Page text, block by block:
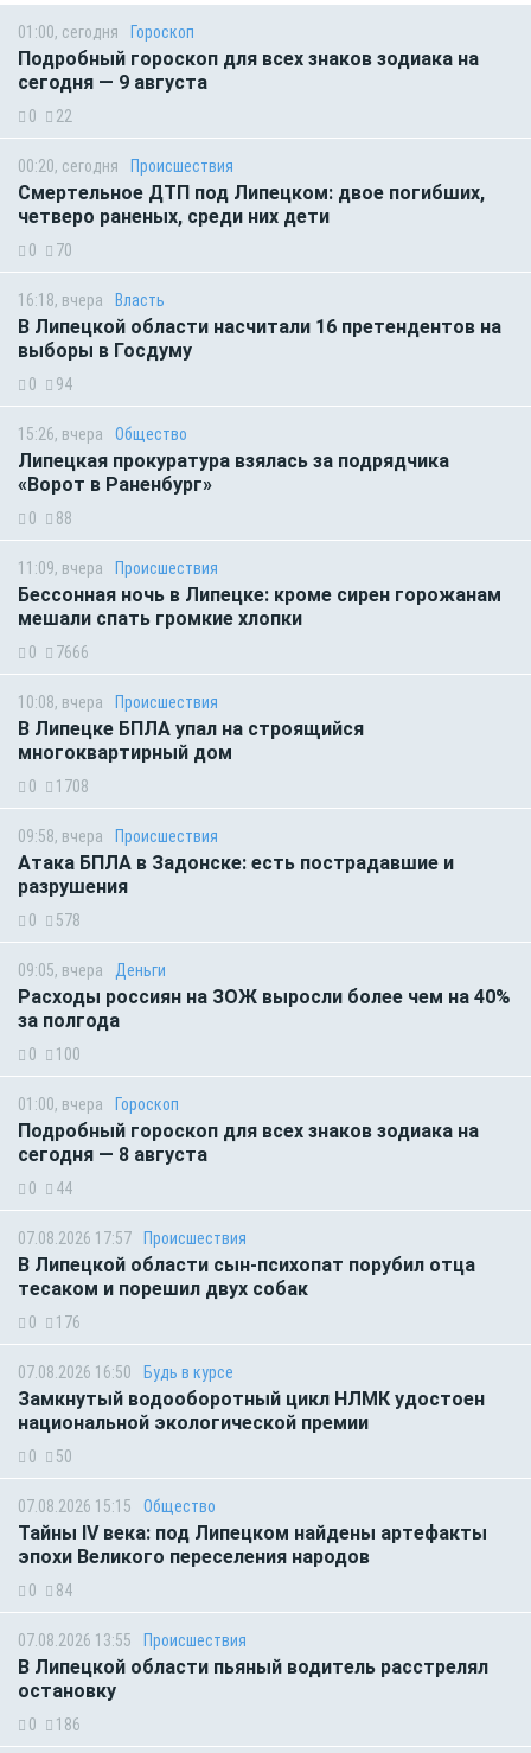
01:00, сегодня Гороскоп
Подробный гороскоп для всех знаков зодиака на
сегодня — 9 августа
0 22
00:20, сегодня Происшествия
Смертельное ДТП под Липецком: двое погибших,
четверо раненых, среди них дети
0 70
16:18, вчера Власть
В Липецкой области насчитали 16 претендентов на
выборы в Госдуму
0 94
15:26, вчера Общество
Липецкая прокуратура взялась за подрядчика
«Ворот в Раненбург»
0 88
11:09, вчера Происшествия
Бессонная ночь в Липецке: кроме сирен горожанам
мешали спать громкие хлопки
0 7666
10:08, вчера Происшествия
В Липецке БПЛА упал на строящийся
многоквартирный дом
0 1708
09:58, вчера Происшествия
Атака БПЛА в Задонске: есть пострадавшие и
разрушения
0 578
09:05, вчера Деньги
Расходы россиян на ЗОЖ выросли более чем на 40%
за полгода
0 100
01:00, вчера Гороскоп
Подробный гороскоп для всех знаков зодиака на
сегодня — 8 августа
0 44
07.08.2026 17:57 Происшествия
В Липецкой области сын-психопат порубил отца
тесаком и порешил двух собак
0 176
07.08.2026 16:50 Будь в курсе
Замкнутый водооборотный цикл НЛМК удостоен
национальной экологической премии
0 50
07.08.2026 15:15 Общество
Тайны IV века: под Липецком найдены артефакты
эпохи Великого переселения народов
0 84
07.08.2026 13:55 Происшествия
В Липецкой области пьяный водитель расстрелял
остановку
0 186